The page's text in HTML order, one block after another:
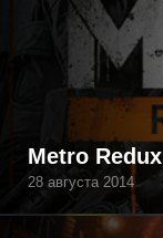
Metro Redux
28 августа 2014